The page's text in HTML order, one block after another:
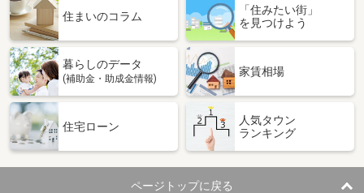
住まいのコラム
「住みたい街」
を見つけよう
暮らしのデータ
(補助金・助成金情報)
家賃相場
住宅ローン
人気タウン
ランキング
ページトップに戻る